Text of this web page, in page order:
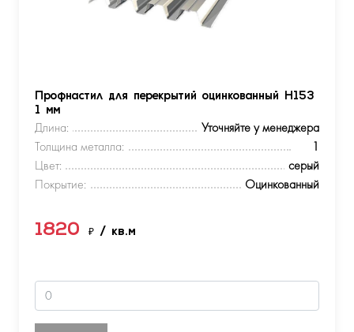
Профнастил для перекрытий оцинкованный Н153
1 мм
Длина:
Уточняйте у менеджера
Толщина металла:
1
Цвет:
серый
Покрытие:
Оцинкованный
1820 ₽ / кв.м